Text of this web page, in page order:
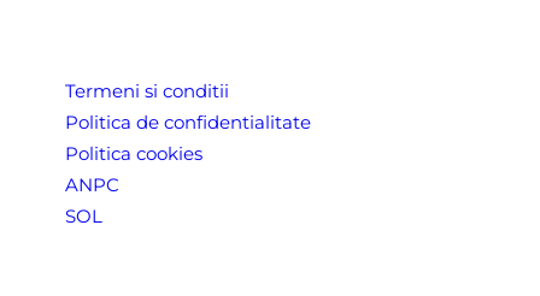
Termeni si conditii
Politica de confidentialitate
Politica cookies
ANPC
SOL